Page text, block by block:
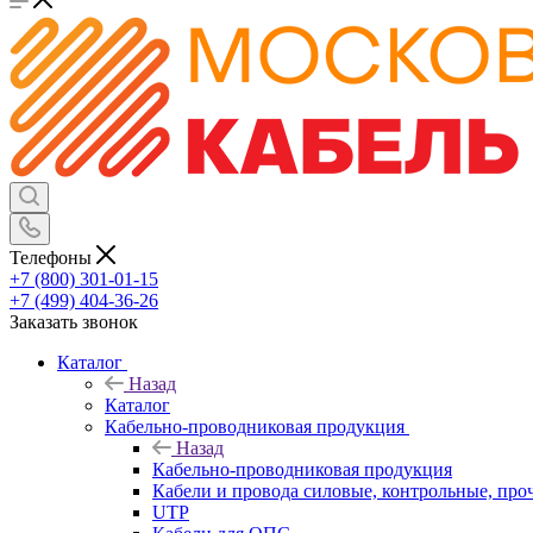
Телефоны
+7 (800) 301-01-15
+7 (499) 404-36-26
Заказать звонок
Каталог
Назад
Каталог
Кабельно-проводниковая продукция
Назад
Кабельно-проводниковая продукция
Кабели и провода силовые, контрольные,
UTP